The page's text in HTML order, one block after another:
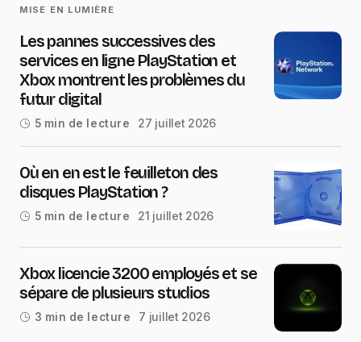
MISE EN LUMIÈRE
Les pannes successives des
services en ligne PlayStation et
Xbox montrent les problèmes du
futur digital
5 min de lecture 27 juillet 2026
Où en en est le feuilleton des
disques PlayStation ?
5 min de lecture 21 juillet 2026
Xbox licencie 3200 employés et se
sépare de plusieurs studios
3 min de lecture 7 juillet 2026